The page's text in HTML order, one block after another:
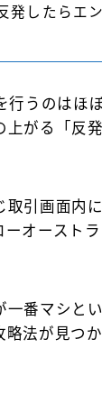
発したらエ
行うのはほ
がる「反
取引画面内
オースト
一番マシと
法が見つ